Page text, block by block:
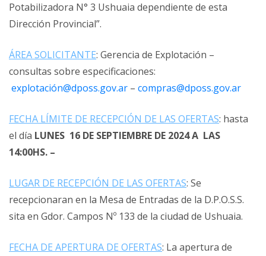
Potabilizadora N° 3 Ushuaia dependiente de esta
Dirección Provincial”.
ÁREA SOLICITANTE: Gerencia de Explotación –
consultas sobre especificaciones:
explotación@dposs.gov.ar – compras@dposs.gov.ar
FECHA LÍMITE DE RECEPCIÓN DE LAS OFERTAS: hasta
el día LUNES 16 DE SEPTIEMBRE DE 2024 A LAS
14:00HS. –
LUGAR DE RECEPCIÓN DE LAS OFERTAS: Se
recepcionaran en la Mesa de Entradas de la D.P.O.S.S.
sita en Gdor. Campos Nº 133 de la ciudad de Ushuaia.
FECHA DE APERTURA DE OFERTAS: La apertura de